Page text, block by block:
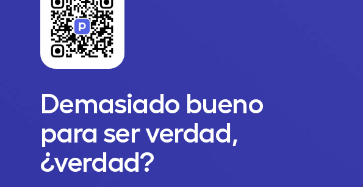
Demasiado bueno
para ser verdad,
¿verdad?